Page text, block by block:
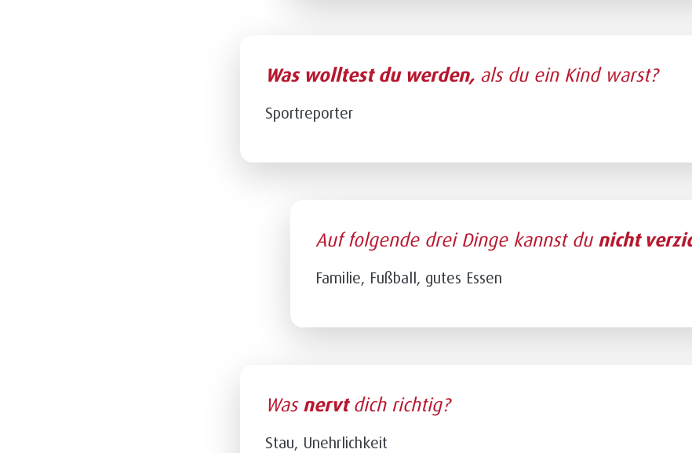
Was wolltest du werden, als du ein Kind warst?
Sportreporter
Auf folgende drei Dinge kannst du nicht
Familie, Fußball, gutes Essen
Was nervt dich richtig?
Stau, Unehrlichkeit